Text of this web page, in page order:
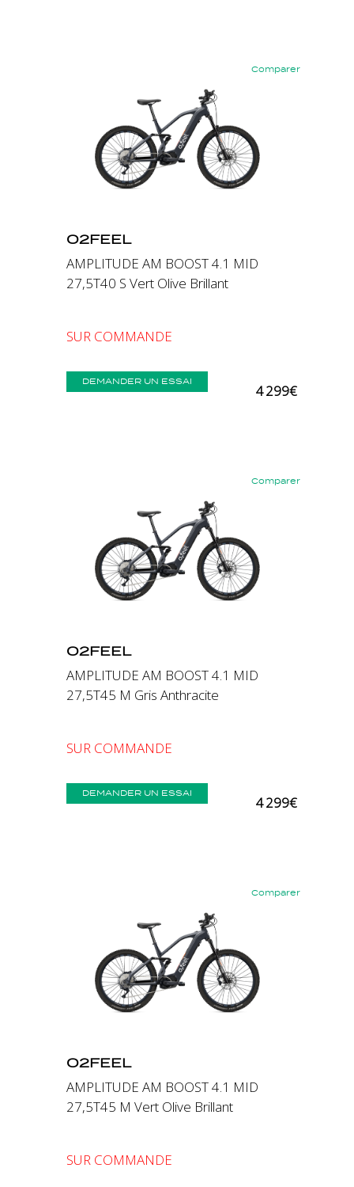
Comparer
Précédent
O2FEEL
AMPLITUDE AM BOOST 4.1 MID
27,5T40 S Vert Olive Brillant
SUR COMMANDE
DEMANDER UN ESSAI
4 299€
Comparer
Précédent
O2FEEL
AMPLITUDE AM BOOST 4.1 MID
27,5T45 M Gris Anthracite
SUR COMMANDE
DEMANDER UN ESSAI
4 299€
Comparer
Précédent
O2FEEL
AMPLITUDE AM BOOST 4.1 MID
27,5T45 M Vert Olive Brillant
SUR COMMANDE